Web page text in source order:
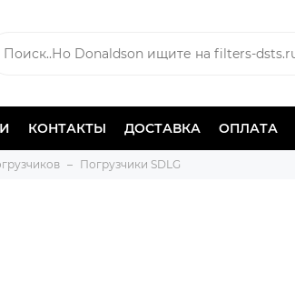
КОНТАКТЫ ДОСТАВКА ОПЛАТА
Погрузчики SDLG